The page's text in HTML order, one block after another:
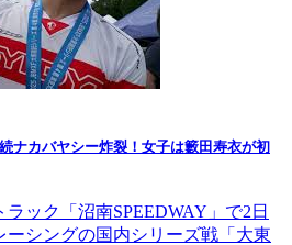
ナカバヤシー炸裂！女子は籔田寿衣が初
ック「沼南SPEEDWAY」で2日
シングの国内シリーズ戦「大東